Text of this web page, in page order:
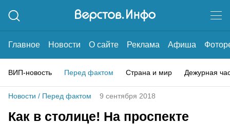
Главное Новости О сайте Реклама Афиша
ВИП-новость Перед фактом Страна и мир Дежурная
Новости / Перед фактом 9 сентября 2018
Как в столице! На проспекте